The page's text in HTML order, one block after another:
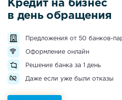
Кредит на бизнес
в день обращения
Предложения от 50 банков-
Оформление онлайн
Решение банка за 1 день
Даже если уже были отказы